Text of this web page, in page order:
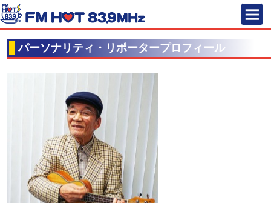
FM HOT
パーソナリティ・リポータープロフィール